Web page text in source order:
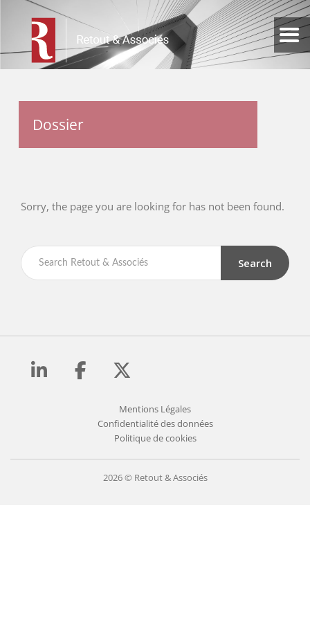
Dossier
Sorry, the page you are looking for has not been found.
Search
Mentions Légales
Confidentialité des données
Politique de cookies
2026 © Retout & Associés